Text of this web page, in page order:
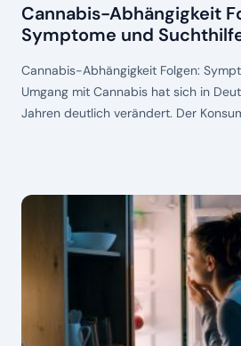
Cannabis-Abhängigkeit
Symptome und
Cannabis-Abhängigkeit Folgen:
Umgang mit Cannabis hat sich in
Jahren deutlich verändert. Der
ihren Konsum kontrollieren können,
schleichend in Muster, die sie